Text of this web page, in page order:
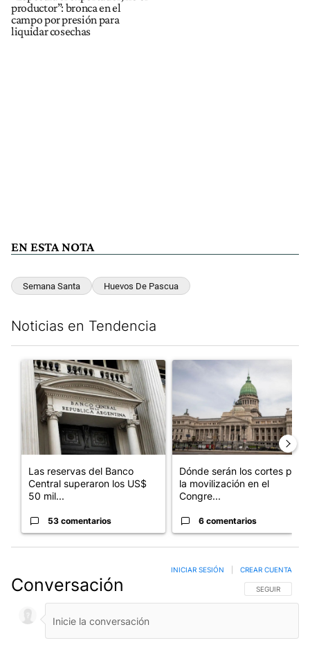
productor”: bronca en el
campo por presión para
liquidar cosechas
EN ESTA NOTA
Semana Santa Huevos De Pascua
Noticias en Tendencia
Un artículo de tendencia con el título "Las reservas del Banco
Las reservas del Banco
Central superaron los US$
50 mil...
53 comentarios
Un artículo de tendencia
Dónde serán los cortes por
la movilización en el
Congre...
6 comentarios
Conversación SIGA ESTA
SEGUIR
INICIAR SESIÓN CREAR CUENTA